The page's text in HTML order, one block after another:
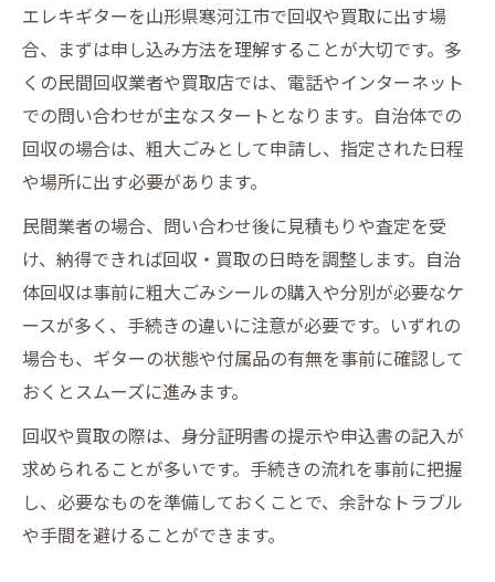
エレキギターを山形県寒河江市で回収や買取に出す場
合、まずは申し込み方法を理解することが大切です。多
くの民間回収業者や買取店では、電話やインターネット
での問い合わせが主なスタートとなります。自治体での
回収の場合は、粗大ごみとして申請し、指定された日程
や場所に出す必要があります。
民間業者の場合、問い合わせ後に見積もりや査定を受
け、納得できれば回収・買取の日時を調整します。自治
体回収は事前に粗大ごみシールの購入や分別が必要なケ
ースが多く、手続きの違いに注意が必要です。いずれの
場合も、ギターの状態や付属品の有無を事前に確認して
おくとスムーズに進みます。
回収や買取の際は、身分証明書の提示や申込書の記入が
求められることが多いです。手続きの流れを事前に把握
し、必要なものを準備しておくことで、余計なトラブル
や手間を避けることができます。